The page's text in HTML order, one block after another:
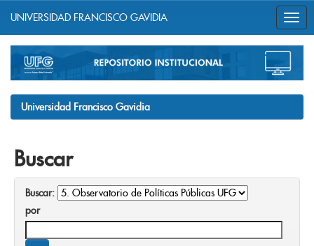
navigation
UNIVERSIDAD FRANCISCO GAVIDIA
Universidad Francisco Gavidia
Buscar
Buscar:
por